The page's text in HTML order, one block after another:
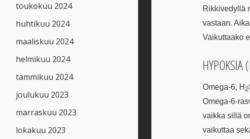
Rikkivedyllä
vastaan.
Vaikuttaako
HYPOKSIA
Omega-6, H 2
Omega-6-
vaikka sillä
vaikuttaa
toukokuu 2024
huhtikuu 2024
maaliskuu 2024
helmikuu 2024
tammikuu 2024
joulukuu 2023
marraskuu 2023
lokakuu 2023